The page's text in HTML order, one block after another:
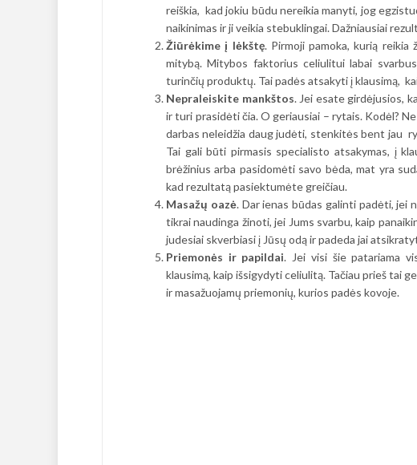
reiškia, kad jokiu būdu nereikia manyti, jog
naikinimas ir ji veikia stebuklingai. Dažniausiai
Žiūrėkime į lėkštę. Pirmoji pamoka, kurią
mitybą. Mitybos faktorius celiulitui labai
turinčių produktų. Tai padės atsakyti į klausimą,
Nepraleiskite mankštos. Jei esate girdėjusios,
ir turi prasidėti čia. O geriausiai – rytais. Kodėl?
darbas neleidžia daug judėti, stenkitės bent jau
Tai gali būti pirmasis specialisto atsakymas, į
brėžinius arba pasidomėti savo bėda, mat yra
kad rezultatą pasiektumėte greičiau.
Masažų oazė. Dar ienas būdas galinti padėti, jei
tikrai naudinga žinoti, jei Jums svarbu, kaip
judesiai skverbiasi į Jūsų odą ir padeda jai
Priemonės ir papildai. Jei visi šie patariama
klausimą, kaip išsigydyti celiulitą. Tačiau prieš tai
ir masažuojamų priemonių, kurios padės kovoje.